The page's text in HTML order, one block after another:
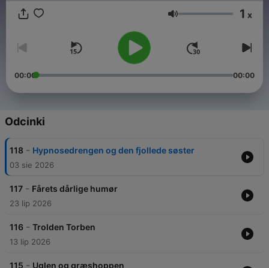
af indhold på hjemmesiden og YouTube-kanalen, er der rig
Głośność 1 x
00:00 00:00
Odcinki
118 - Hypnosedrengen og den fjollede søster
03 sie 2026
117 - Fårets dårlige humør
23 lip 2026
116 - Trolden Torben
13 lip 2026
115 - Uglen og græshoppen